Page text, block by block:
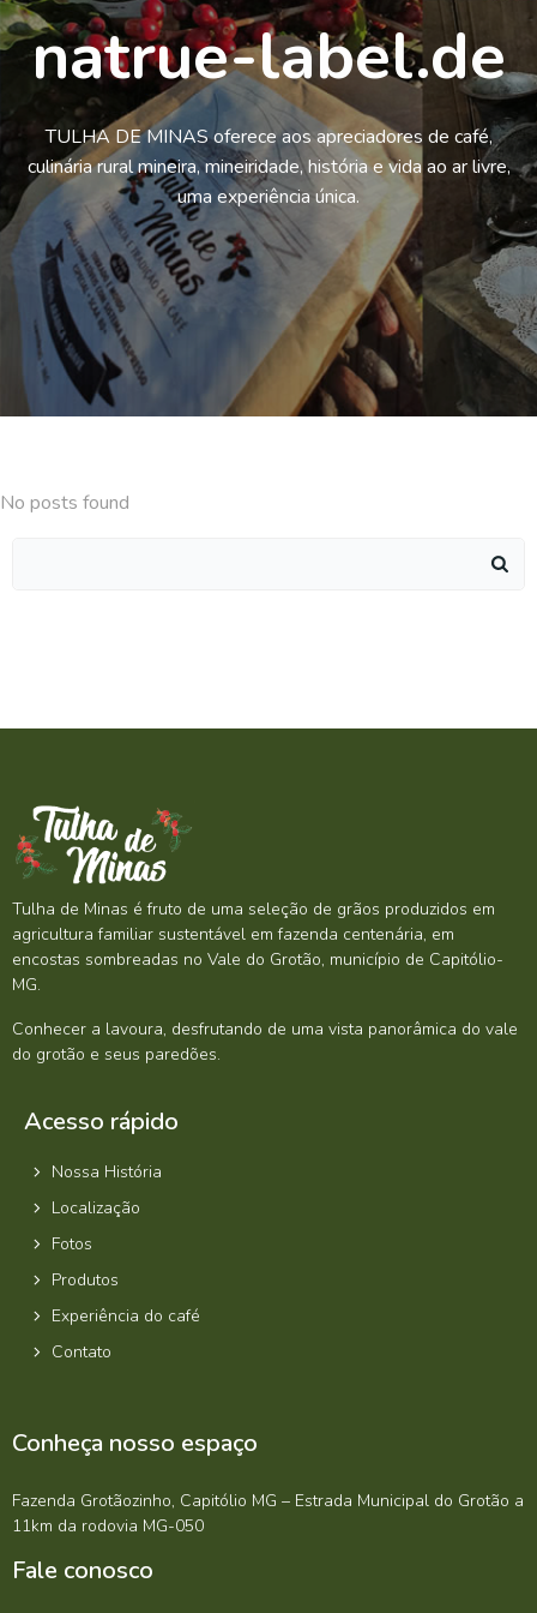
natrue-label.de
TULHA DE MINAS oferece aos apreciadores de café,
culinária rural mineira, mineiridade, história e vida ao ar livre,
uma experiência única.
No posts found
Tulha de Minas é fruto de uma seleção de grãos produzidos em
agricultura familiar sustentável em fazenda centenária, em
encostas sombreadas no Vale do Grotão, município de Capitólio-
MG.
Conhecer a lavoura, desfrutando de uma vista panorâmica do vale
do grotão e seus paredões.
Acesso rápido
Nossa História
Localização
Fotos
Produtos
Experiência do café
Contato
Conheça nosso espaço
Fazenda Grotãozinho, Capitólio MG – Estrada Municipal do Grotão a
11km da rodovia MG-050
Fale conosco